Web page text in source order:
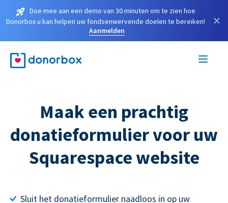
Doe mee aan een demo van 30 minuten om te zien hoe
Donorbox u kan helpen uw fondsenwervende doelen te bereiken!
Aanmelden
×
Maak een prachtig
donatieformulier voor uw
Squarespace website
Sluit het donatieformulier naadloos in op uw